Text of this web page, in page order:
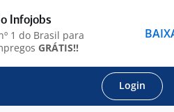
Login
Infojobs
1 do Brasil para
GRÁTIS!!